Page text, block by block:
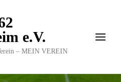
e.V.
– MEIN VEREIN